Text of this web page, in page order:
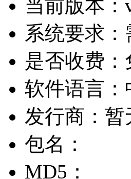
当前版本：
系统要求：
是否收费：
软件语言：
发行商： 暂
包名：
MD5：